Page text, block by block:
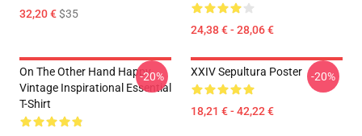
32,20 €$35
24,38 € - 28,06 €
On The Other Hand Happy
Vintage Inspirational Essential
T-Shirt
-20% XXIV Sepultura Poster
18,21 € - 42,22 €
-20%